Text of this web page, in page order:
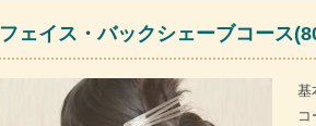
フェイス・バックシェーブコース
基